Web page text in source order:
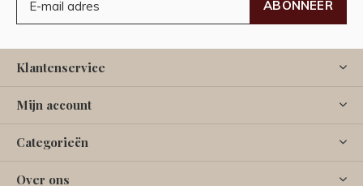
ABONNEER
Klantenservice
Mijn account
Categorieën
Over ons